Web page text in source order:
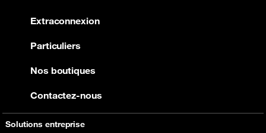
Solutions entreprise
Extraconnexion
Particuliers
Nos boutiques
Contactez-nous